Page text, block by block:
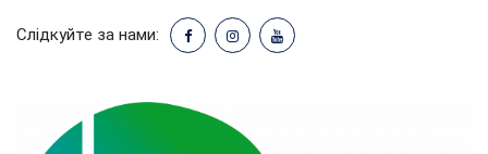
Слідкуйте за нами: